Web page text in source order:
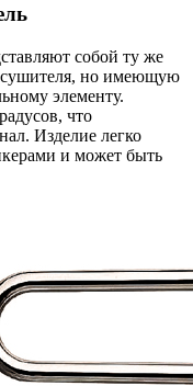
собой ту же
но имеющую
элементу.
что
Изделие легко
и может быть